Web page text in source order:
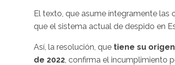
El texto, que asume íntegramente las
que el sistema actual de despido en
Así, la resolución, que tiene su
de 2022 , confirma el incumplimiento